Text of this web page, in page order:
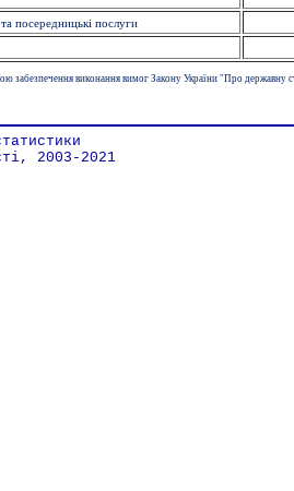
посередницькі послуги
забезпечення виконання вимог Закону України "Про державну
2003-2021